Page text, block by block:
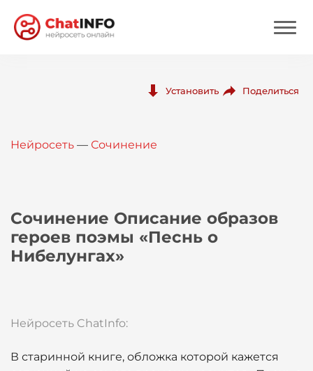
Вход
Установить Поделиться
Нейросеть — Сочинение
Сочинение Описание образов
героев поэмы «Песнь о
Нибелунгах»
Нейросеть ChatInfo:
В старинной книге, обложка которой кажется